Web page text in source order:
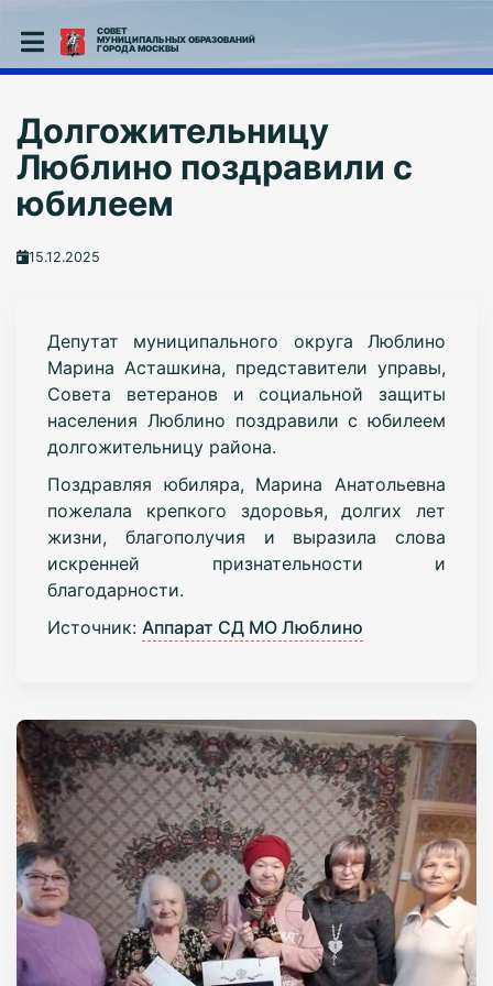
СОВЕТ
МУНИЦИПАЛЬНЫХ ОБРАЗОВАНИЙ
ГОРОДА МОСКВЫ
Долгожительницу
Люблино поздравили с
юбилеем
15.12.2025
Депутат муниципального округа Люблино
Марина Асташкина, представители управы,
Совета ветеранов и социальной защиты
населения Люблино поздравили с юбилеем
долгожительницу района.
Поздравляя юбиляра, Марина Анатольевна
пожелала крепкого здоровья, долгих лет
жизни, благополучия и выразила слова
искренней признательности и
благодарности.
Источник: Аппарат СД МО Люблино